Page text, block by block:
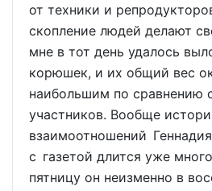
от техники и
скопление людей делают
мне в тот день удалось
корюшек, и их общий вес
наибольшим по сравнению
участников. Вообще
взаимоотношений
с газетой длится уже
пятницу он неизменно в